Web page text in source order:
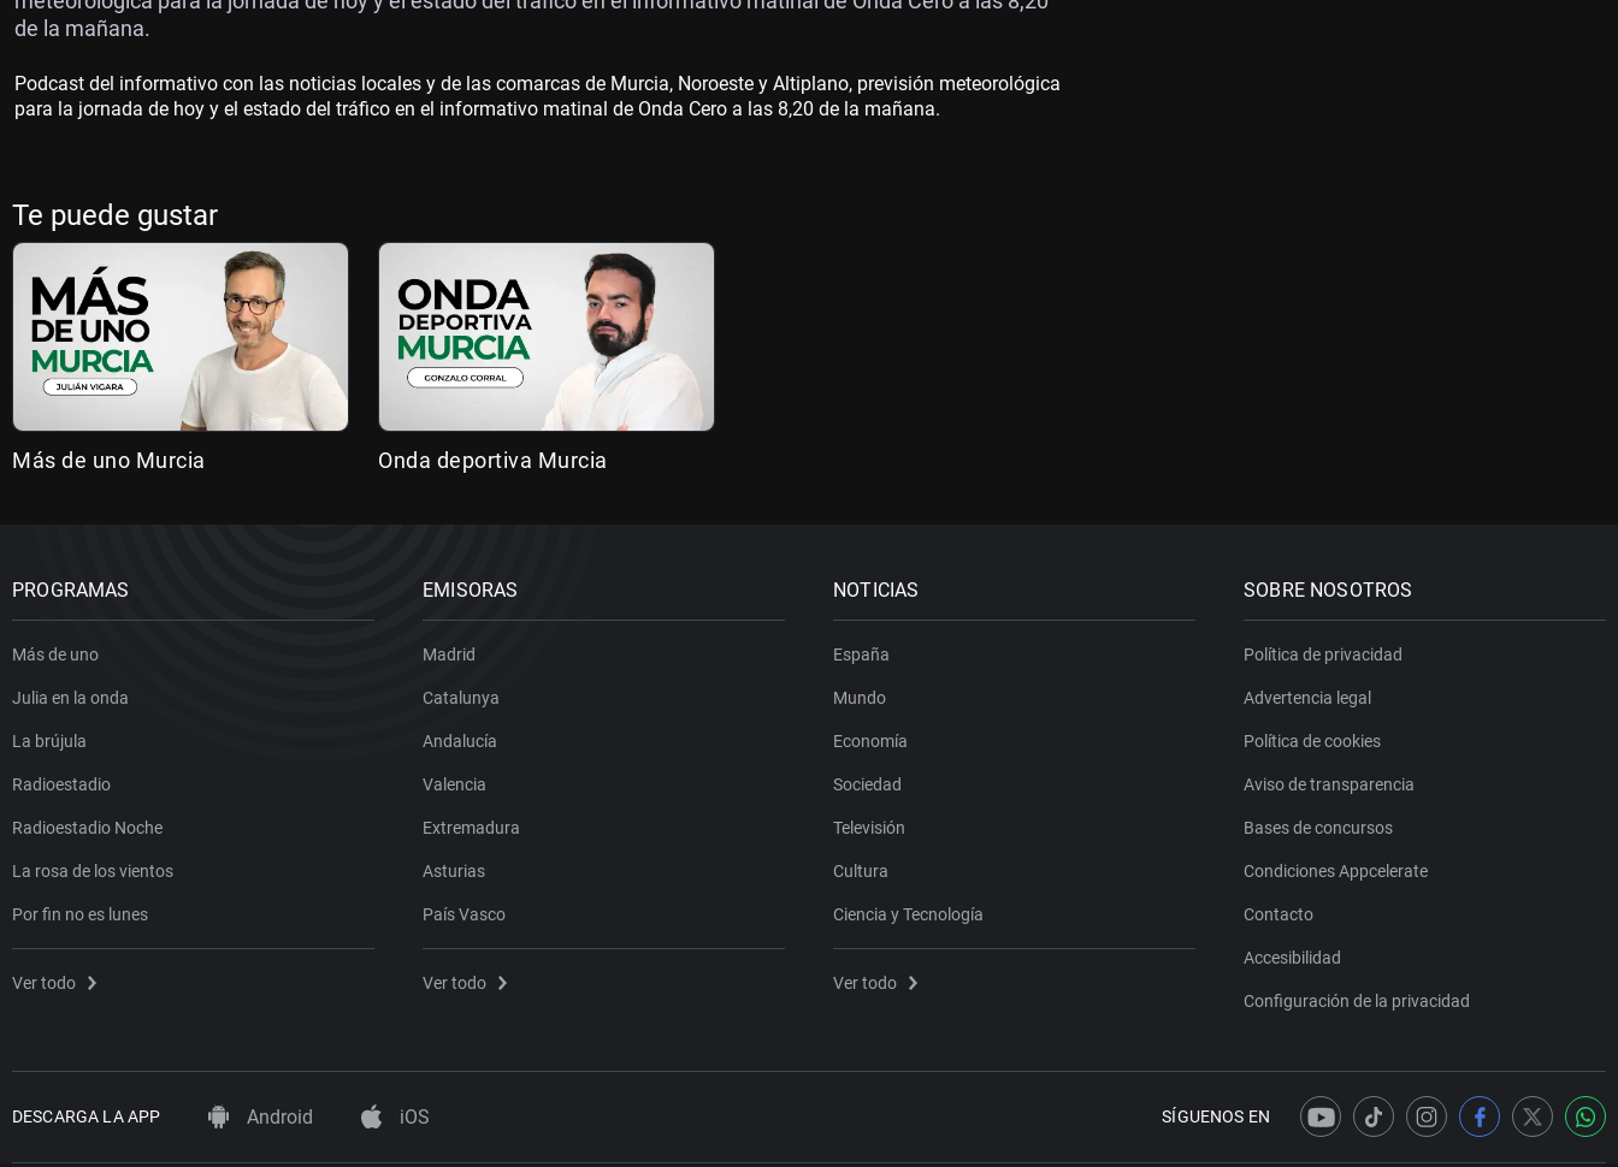
de la mañana.
Podcast del informativo con las noticias locales y de las comarcas de Murcia, Noroeste y Altiplano, previsión meteorológica
para la jornada de hoy y el estado del tráfico en el informativo matinal de Onda Cero a las 8,20 de la mañana.
Te puede gustar
Más de uno Murcia Onda deportiva Murcia
PROGRAMAS
Más de uno
Julia en la onda
La brújula
Radioestadio
Radioestadio Noche
La rosa de los vientos
Por fin no es lunes
Ver todo
EMISORAS
Madrid
Catalunya
Andalucía
Valencia
Extremadura
Asturias
País Vasco
Ver todo
NOTICIAS
España
Mundo
Economía
Sociedad
Televisión
Cultura
Ciencia y Tecnología
Ver todo
SOBRE NOSOTROS
Política de privacidad
Advertencia legal
Política de cookies
Aviso de transparencia
Bases de concursos
Condiciones Appcelerate
Contacto
Accesibilidad
Configuración de la privacidad
DESCARGA LA APP Android iOS SÍGUENOS EN